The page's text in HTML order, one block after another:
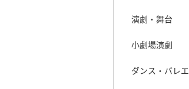
演劇・舞台
小劇場演劇
ダンス・バレエ